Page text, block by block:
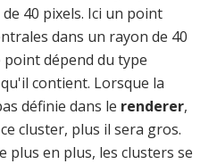
40 pixels. Ici un point
dans un rayon de 40
point dépend du type
contient. Lorsque la
définie dans le renderer,
cluster, plus il sera gros.
plus en plus, les clusters se